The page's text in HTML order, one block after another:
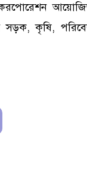
কৃষি, পরিবেশ